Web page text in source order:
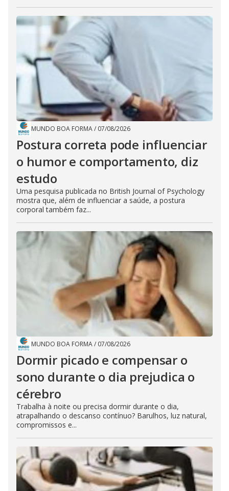
MUNDO BOA FORMA/ 07/08/2026
Postura correta pode influenciar
o humor e comportamento, diz
estudo
Uma pesquisa publicada no British Journal of Psychology
mostra que, além de influenciar a saúde, a postura
corporal também faz...
MUNDO BOA FORMA/ 07/08/2026
Dormir picado e compensar o
sono durante o dia prejudica o
cérebro
Trabalha à noite ou precisa dormir durante o dia,
atrapalhando o descanso contínuo? Barulhos, luz natural,
compromissos e...